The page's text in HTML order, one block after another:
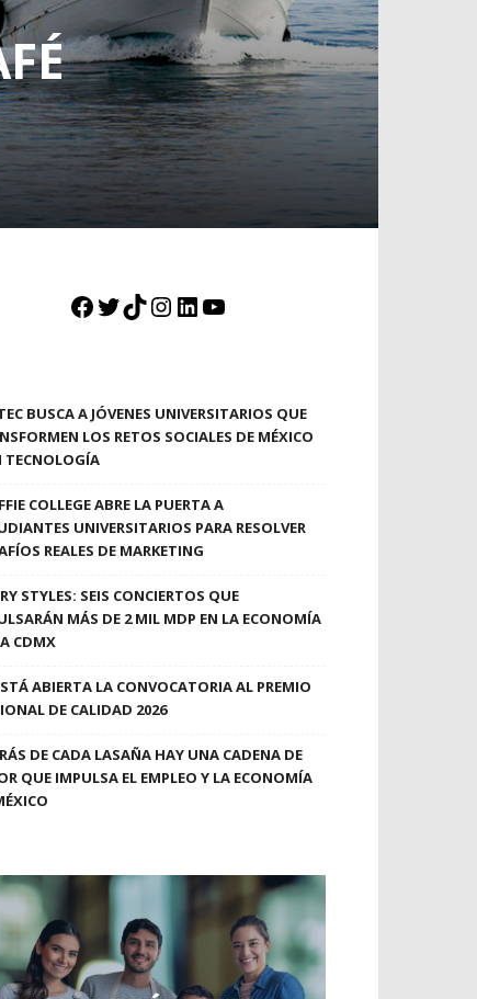
Facebook
Twitter
TikTok
Instagram
LinkedIn
YouTube
BUSCA A JÓVENES UNIVERSITARIOS QUE
LOS RETOS SOCIALES DE MÉXICO
TECNOLOGÍA
COLLEGE ABRE LA PUERTA A
UNIVERSITARIOS PARA RESOLVER
REALES DE MARKETING
STYLES: SEIS CONCIERTOS QUE
MÁS DE 2 MIL MDP EN LA ECONOMÍA
CDMX
ABIERTA LA CONVOCATORIA AL PREMIO
DE CALIDAD 2026
DE CADA LASAÑA HAY UNA CADENA DE
QUE IMPULSA EL EMPLEO Y LA ECONOMÍA